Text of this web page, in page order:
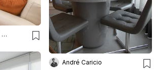
André Caricio
Andrea Carvalho Arquitetura